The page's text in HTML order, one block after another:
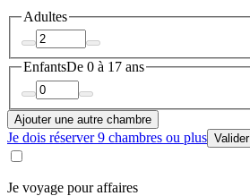
Adultes
EnfantsDe 0 à 17 ans
Ajouter une autre chambre
Je dois réserver 9 chambres ou plus Valider
Je voyage pour affaires